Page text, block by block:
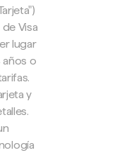
Visa
lugar
años o
y